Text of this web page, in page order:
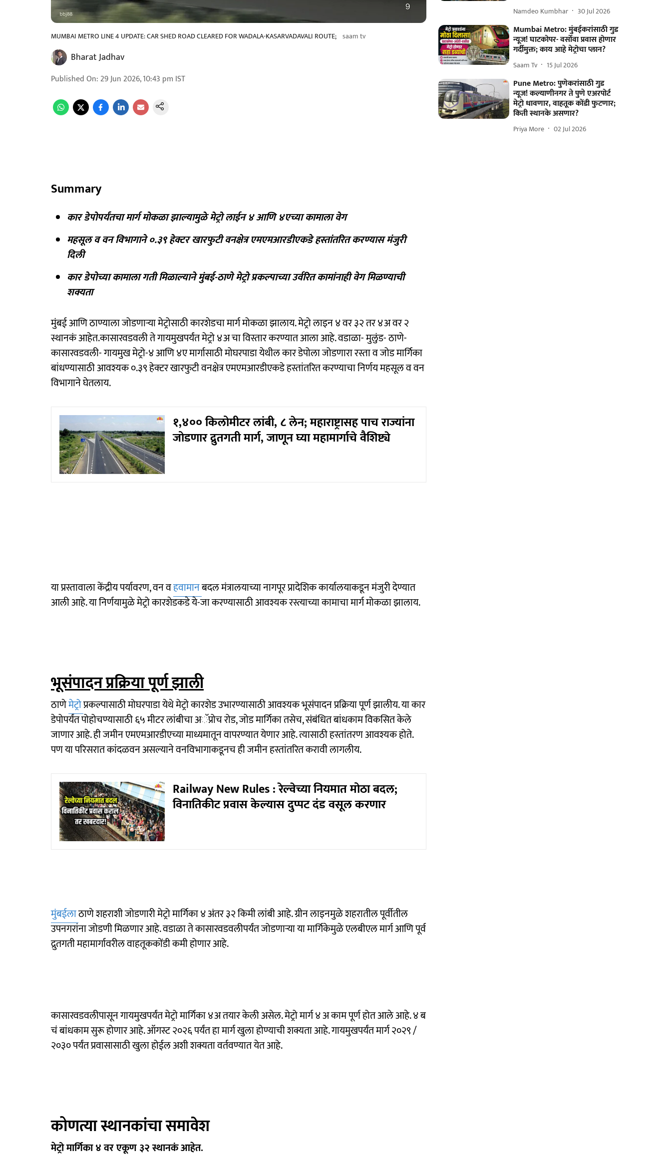
MUMBAI METRO LINE 4 UPDATE: CAR SHED ROAD CLEARED FOR WADALA-KASARVADAVALI ROUTE; saam tv
Bharat Jadhav
Published On: 29 Jun 2026, 10:43 pm IST
Summary
कार डेपोपर्यंतचा मार्ग मोकळा झाल्यामुळे मेट्रो लाईन ४ आणि ४एच्या कामाला वेग
महसूल व वन विभागाने ०.३९ हेक्टर खारफुटी वनक्षेत्र एमएमआरडीएकडे हस्तांतरित करण्यास मंजुरी
दिली
कार डेपोच्या कामाला गती मिळाल्याने मुंबई-ठाणे मेट्रो प्रकल्पाच्या उर्वरित कामांनाही वेग मिळण्याची
शक्यता
मुंबई आणि ठाण्याला जोडणाऱ्या मेट्रोसाठी कारशेडचा मार्ग मोकळा झालाय. मेट्रो लाइन ४ वर ३२ तर ४अ वर २
स्थानकं आहेत.कासारवडवली ते गायमुखपर्यंत मेट्रो ४अ चा विस्तार करण्यात आला आहे. वडाळा- मुलुंड- ठाणे-
कासारवडवली- गायमुख मेट्रो-४ आणि ४ए मार्गासाठी मोघरपाडा येथील कार डेपोला जोडणारा रस्ता व जोड मार्गिका
बांधण्यासाठी आवश्यक ०.३९ हेक्टर खारफुटी वनक्षेत्र एमएमआरडीएकडे हस्तांतरित करण्याचा निर्णय महसूल व वन
विभागाने घेतलाय.
१,४०० किलोमीटर लांबी, ८ लेन; महाराष्ट्रासह पाच राज्यांना
जोडणार द्रुतगती मार्ग, जाणून घ्या महामार्गाचे वैशिष्ट्ये
या प्रस्तावाला केंद्रीय पर्यावरण, वन वहवामानबदल मंत्रालयाच्या नागपूर प्रादेशिक कार्यालयाकडून मंजुरी देण्यात
आली आहे. या निर्णयामुळे मेट्रो कारशेडकडे ये-जा करण्यासाठी आवश्यक रस्त्याच्या कामाचा मार्ग मोकळा झालाय.
भूसंपादन प्रक्रिया पूर्ण झाली
ठाणेमेट्रोप्रकल्पासाठी मोघरपाडा येथे मेट्रो कारशेड उभारण्यासाठी आवश्यक भूसंपादन प्रक्रिया पूर्ण झालीय. या कार
डेपोपर्यंत पोहोचण्यासाठी ६५ मीटर लांबीचा अॅप्रोच रोड, जोड मार्गिका तसेच, संबंधित बांधकाम विकसित केले
जाणार आहे. ही जमीन एमएमआरडीएच्या माध्यमातून वापरण्यात येणार आहे. त्यासाठी हस्तांतरण आवश्यक होते.
पण या परिसरात कांदळवन असल्याने वनविभागाकडूनच ही जमीन हस्तांतरित करावी लागलीय.
Railway New Rules : रेल्वेच्या नियमात मोठा बदल;
विनातिकीट प्रवास केल्यास दुप्पट दंड वसूल करणार
मुंबईलाठाणे शहराशी जोडणारी मेट्रो मार्गिका ४ अंतर ३२ किमी लांबी आहे. ग्रीन लाइनमुळे शहरातील पूर्वीतील
उपनगरांना जोडणी मिळणार आहे. वडाळा ते कासारवडवलीपर्यंत जोडणाऱ्या या मार्गिकेमुळे एलबीएल मार्ग आणि पूर्व
द्रुतगती महामार्गावरील वाहतूककोंडी कमी होणार आहे.
कासारवडवलीपासून गायमुखपर्यंत मेट्रो मार्गिका ४अ तयार केली असेल. मेट्रो मार्ग ४ अ काम पूर्ण होत आले आहे. ४ ब
चं बांधकाम सुरू होणार आहे. ऑगस्ट २०२६ पर्यंत हा मार्ग खुला होण्याची शक्यता आहे. गायमुखपर्यंत मार्ग २०२९ /
२०३० पर्यंत प्रवासासाठी खुला होईल अशी शक्यता वर्तवण्यात येत आहे.
कोणत्या स्थानकांचा समावेश
मेट्रो मार्गिका ४ वर एकूण ३२ स्थानकं आहेत.
Namdeo Kumbhar 30 Jul 2026
Mumbai Metro: मुंबईकरांसाठी गुड
न्यूज! घाटकोपर- वर्सोवा प्रवास होणार
गर्दीमुक्त; काय आहे मेट्रोचा प्लान?
Saam Tv 15 Jul 2026
Pune Metro: पुणेकरांसाठी गुड
न्यूज! कल्याणीनगर ते पुणे एअरपोर्ट
मेट्रो धावणार, वाहतूक कोंडी फुटणार;
किती स्थानके असणार?
Priya More 02 Jul 2026